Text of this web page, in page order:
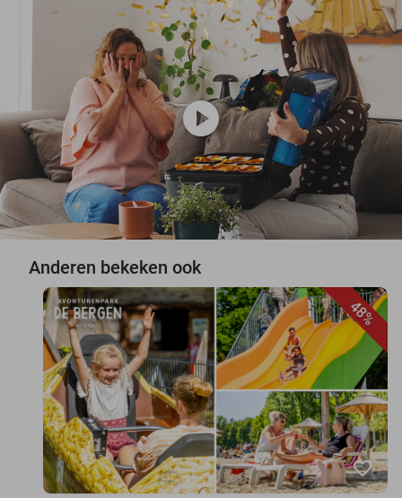
play_circle
Anderen bekeken ook
48%
favorite_border